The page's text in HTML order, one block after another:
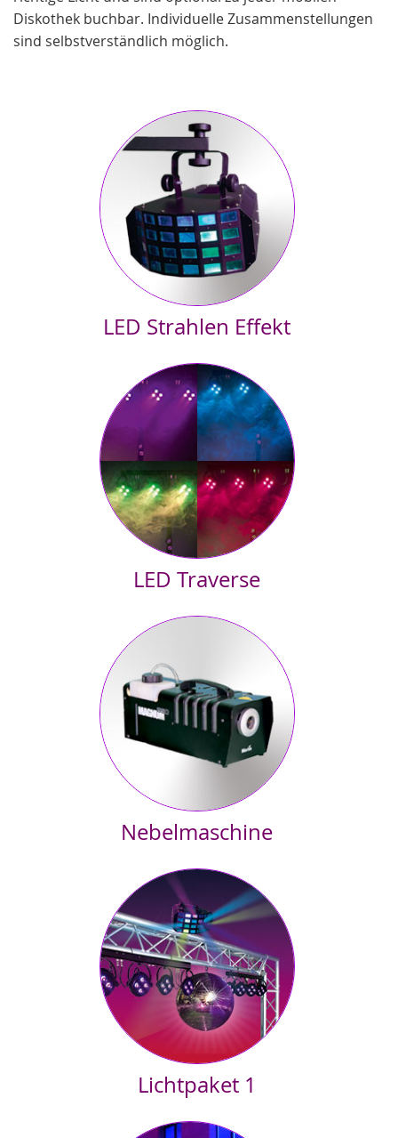
Diskothek buchbar. Individuelle Zusammenstellungen
sind selbstverständlich möglich.
LED Strahlen Effekt
Strahleneffekt. Die Strahlen ändern ihre Farbe und drehen sich
im Takt zur Musik. Der Scheinwerfer kann dezent auf dem Boden
platziert werden, die Strahlen erfassen fast den ganzen Saal.
LED Traverse
wechselnden Farben auf einem Stativ. In Kombination zum LED
Strahleneffekt haben Sie für kleine Feiern alles was benötigt ist...
Nebelmaschine
gesundheitsgefährdend.
Bitte aber mit der Location abstimmen, manche Brandmelder
reagieren empfindlich und Feuerwehrleute sind schlechte Tänzer
Lichtpaket 1
• LED Strahleneffekt